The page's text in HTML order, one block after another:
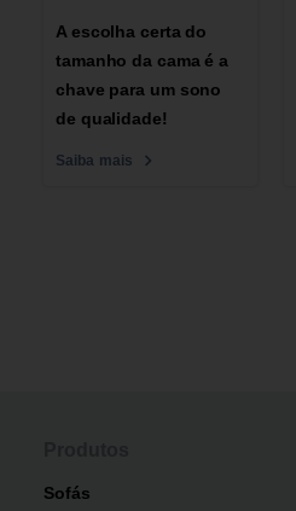
A escolha certa do
tamanho da cama é a
chave para um sono
de qualidade!
Saiba mais
Sofás